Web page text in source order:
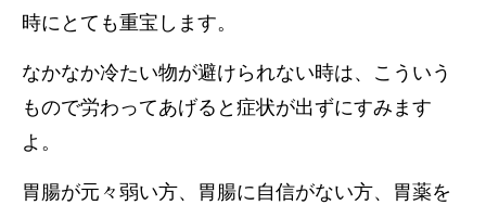
時にとても重宝します。
なかなか冷たい物が避けられない時は、こういう
もので労わってあげると症状が出ずにすみます
よ。
胃腸が元々弱い方、胃腸に自信がない方、胃薬を